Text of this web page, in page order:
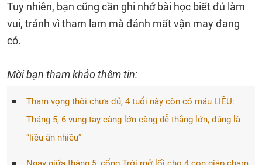
Tuy nhiên, bạn cũng cần ghi nhớ bài học biết đủ làm
vui, tránh vì tham lam mà đánh mất vận may đang
có.
Mời bạn tham khảo thêm tin:
Tham vọng thôi chưa đủ, 4 tuổi này còn có máu LIỀU:
Tháng 5, 6 vung tay càng lớn càng dễ thắng lớn, đúng là
“liều ăn nhiều”